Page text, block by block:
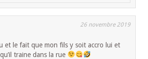
26 novembre 2019
et le fait que mon fils y soit accro lui et
traine dans la rue